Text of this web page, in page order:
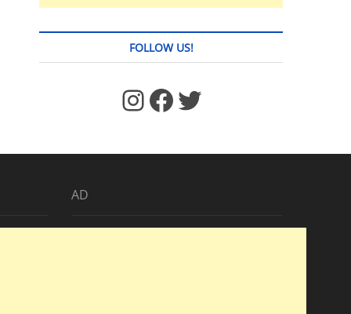
FOLLOW US!
https://www.facebook.com/jstages/ Facebook Twitter
AD